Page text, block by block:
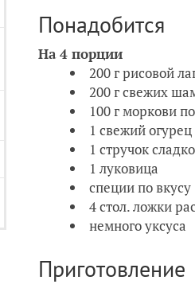
Понадобится
На 4 порции
200 г рисовой
200 г свежих
100 г моркови
1 свежий огурец
1 стручок
1 луковица
специи по вкусу
4 стол. ложки
немного уксуса
Приготовление